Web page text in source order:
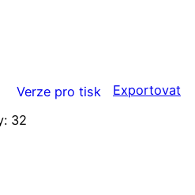
Verze pro tisk
Exportovat
32